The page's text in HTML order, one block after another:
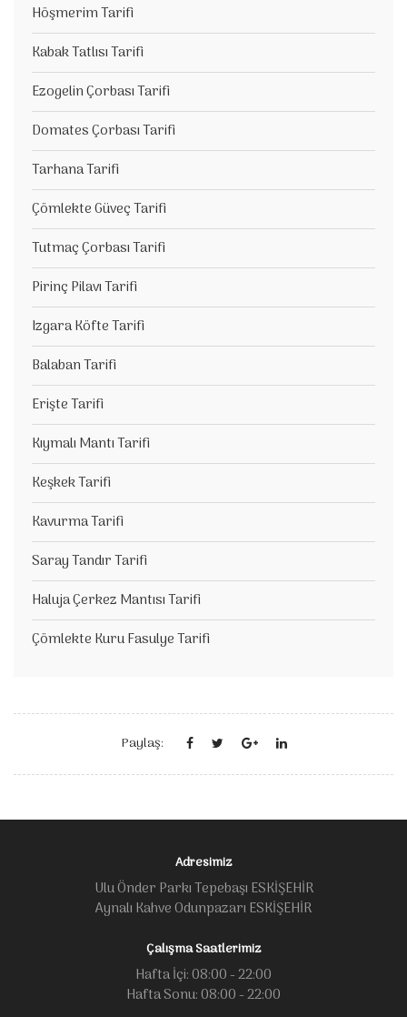
Höşmerim Tarifi
Kabak Tatlısı Tarifi
Ezogelin Çorbası Tarifi
Domates Çorbası Tarifi
Tarhana Tarifi
Çömlekte Güveç Tarifi
Tutmaç Çorbası Tarifi
Pirinç Pilavı Tarifi
Izgara Köfte Tarifi
Balaban Tarifi
Erişte Tarifi
Kıymalı Mantı Tarifi
Keşkek Tarifi
Kavurma Tarifi
Saray Tandır Tarifi
Haluja Çerkez Mantısı Tarifi
Çömlekte Kuru Fasulye Tarifi
Paylaş:
Adresimiz
Ulu Önder Parkı Tepebaşı ESKİŞEHİR
Aynalı Kahve Odunpazarı ESKİŞEHİR
Çalışma Saatlerimiz
Hafta İçi: 08:00 - 22:00
Hafta Sonu: 08:00 - 22:00